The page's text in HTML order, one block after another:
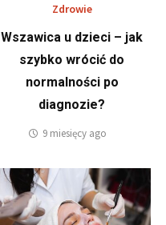
Zdrowie
Wszawica u dzieci – jak
szybko wrócić do
normalności po
diagnozie?
9 miesięcy ago